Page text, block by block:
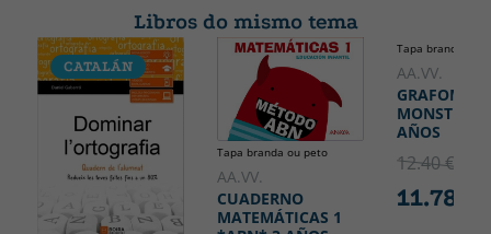
Libros do mismo tema
CATALÁN
Tapa branda ou peto
AA.VV.
CUADERNO
MATEMÁTICAS 1
Tapa branda ou
AA.VV.
AÑOS
12.40 €
11.78 €